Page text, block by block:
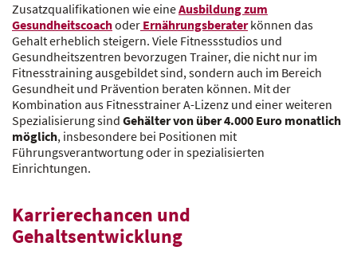
Zusatzqualifikationen wie eineAusbildung zum
Gesundheitscoachoder Ernährungsberaterkönnen das
Gehalt erheblich steigern. Viele Fitnessstudios und
Gesundheitszentren bevorzugen Trainer, die nicht nur im
Fitnesstraining ausgebildet sind, sondern auch im Bereich
Gesundheit und Prävention beraten können. Mit der
Kombination aus Fitnesstrainer A-Lizenz und einer weiteren
Spezialisierung sind Gehälter von über 4.000 Euro monatlich
möglich, insbesondere bei Positionen mit
Führungsverantwortung oder in spezialisierten
Einrichtungen.
Karrierechancen und
Gehaltsentwicklung